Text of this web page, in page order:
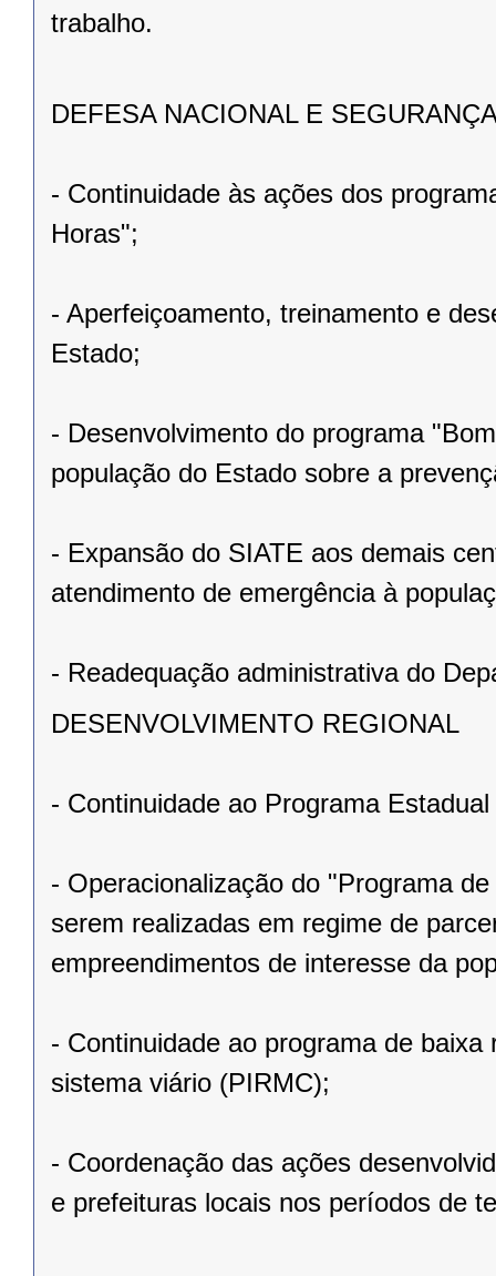
trabalho.
DEFESA NACIONAL E
- Continuidade às ações dos
Horas";
- Aperfeiçoamento, treinamento e
Estado;
- Desenvolvimento do programa
população do Estado sobre a
- Expansão do SIATE aos demais
atendimento de emergência à
- Readequação administrativa do
DESENVOLVIMENTO REGIONAL
- Continuidade ao Programa
- Operacionalização do "Programa
serem realizadas em regime de
empreendimentos de interesse da
- Continuidade ao programa de
sistema viário (PIRMC);
- Coordenação das ações
e prefeituras locais nos períodos de